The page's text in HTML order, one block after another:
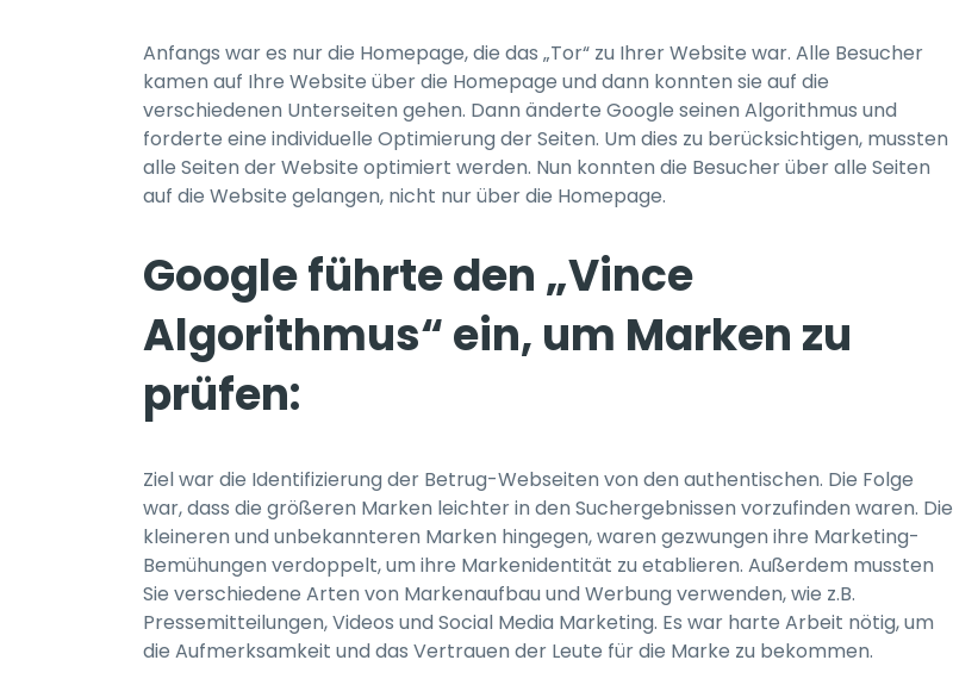
Anfangs war es nur die Homepage, die das „Tor“ zu Ihrer Website war. Alle Besucher
kamen auf Ihre Website über die Homepage und dann konnten sie auf die
verschiedenen Unterseiten gehen. Dann änderte Google seinen Algorithmus und
forderte eine individuelle Optimierung der Seiten. Um dies zu berücksichtigen, mussten
alle Seiten der Website optimiert werden. Nun konnten die Besucher über alle Seiten
auf die Website gelangen, nicht nur über die Homepage.
Google führte den „Vince
Algorithmus“ ein, um Marken zu
prüfen:
Ziel war die Identifizierung der Betrug-Webseiten von den authentischen. Die Folge
war, dass die größeren Marken leichter in den Suchergebnissen vorzufinden waren. Die
kleineren und unbekannteren Marken hingegen, waren gezwungen ihre Marketing-
Bemühungen verdoppelt, um ihre Markenidentität zu etablieren. Außerdem mussten
Sie verschiedene Arten von Markenaufbau und Werbung verwenden, wie z.B.
Pressemitteilungen, Videos und Social Media Marketing. Es war harte Arbeit nötig, um
die Aufmerksamkeit und das Vertrauen der Leute für die Marke zu bekommen.